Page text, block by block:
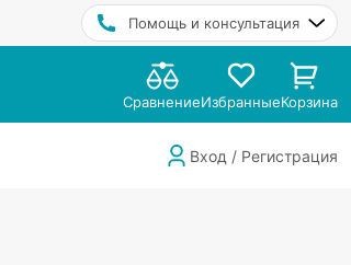
Помощь и консультация
СравнениеИзбранныеКорзина
Вход / Регистрация